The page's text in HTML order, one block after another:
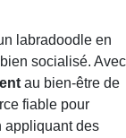
labradoodle en
socialisé. Avec
au bien-être de
fiable pour
appliquant des